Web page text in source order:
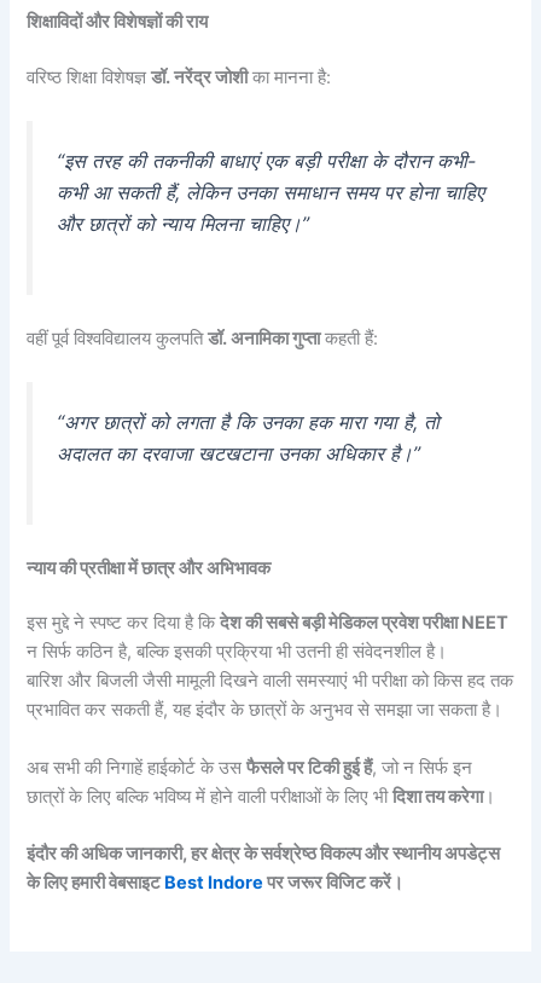
शिक्षाविदों और विशेषज्ञों की राय
वरिष्ठ शिक्षा विशेषज्ञडॉ. नरेंद्र जोशीका मानना है:
“इस तरह की तकनीकी बाधाएं एक बड़ी परीक्षा के दौरान कभी-
कभी आ सकती हैं, लेकिन उनका समाधान समय पर होना चाहिए
और छात्रों को न्याय मिलना चाहिए।”
वहीं पूर्व विश्वविद्यालय कुलपतिडॉ. अनामिका गुप्ताकहती हैं:
“अगर छात्रों को लगता है कि उनका हक मारा गया है, तो
अदालत का दरवाजा खटखटाना उनका अधिकार है।”
न्याय की प्रतीक्षा में छात्र और अभिभावक
इस मुद्दे ने स्पष्ट कर दिया है किदेश की सबसे बड़ी मेडिकल प्रवेश परीक्षा NEET
न सिर्फ कठिन है, बल्कि इसकी प्रक्रिया भी उतनी ही संवेदनशील है।
बारिश और बिजली जैसी मामूली दिखने वाली समस्याएं भी परीक्षा को किस हद तक
प्रभावित कर सकती हैं, यह इंदौर के छात्रों के अनुभव से समझा जा सकता है।
अब सभी की निगाहें हाईकोर्ट के उसफैसले पर टिकी हुई हैं, जो न सिर्फ इन
छात्रों के लिए बल्कि भविष्य में होने वाली परीक्षाओं के लिए भीदिशा तय करेगा।
इंदौर की अधिक जानकारी, हर क्षेत्र के सर्वश्रेष्ठ विकल्प और स्थानीय अपडेट्स
के लिए हमारी वेबसाइटBest Indore पर जरूर विजिट करें।